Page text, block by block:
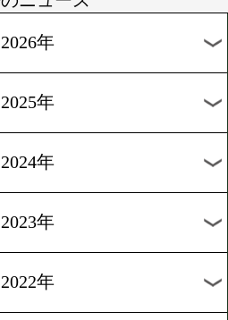
過去のニュース
2026年
2025年